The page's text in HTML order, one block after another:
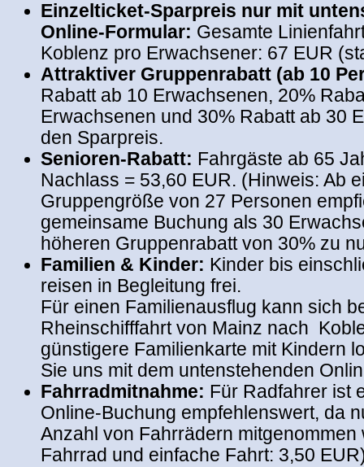
Einzelticket-Sparpreis nur mit
Online-Formular: Gesamte
Koblenz pro Erwachsener: 67 EUR
Attraktiver Gruppenrabatt (ab 10
Rabatt ab 10 Erwachsenen, 20%
Erwachsenen und 30% Rabatt ab 30
den Sparpreis.
Senioren-Rabatt: Fahrgäste ab 65
Nachlass = 53,60 EUR. (Hinweis: Ab
Gruppengröße von 27 Personen
gemeinsame Buchung als 30
höheren Gruppenrabatt von 30% zu
Familien & Kinder: Kinder bis
reisen in Begleitung frei.
Für einen Familienausflug kann sich
Rheinschifffahrt von Mainz nach
günstigere Familienkarte mit Kindern
Sie uns mit dem untenstehenden
Fahrradmitnahme: Für Radfahrer ist
Online-Buchung empfehlenswert, da
Anzahl von Fahrrädern
Fahrrad und einfache Fahrt: 3,50